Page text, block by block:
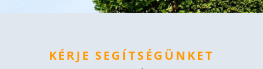
KÉRJE SEGÍTSÉGÜNKET